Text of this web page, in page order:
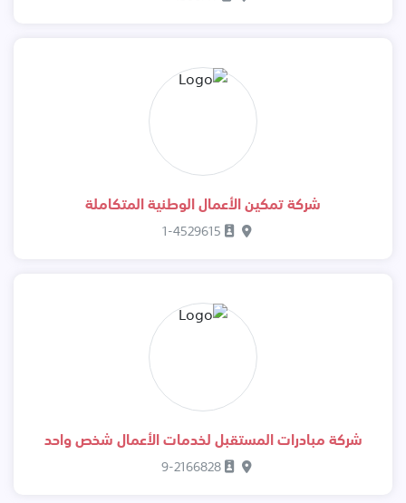
شركة تمكين الأعمال الوطنية المتكاملة
شركة مبادرات المستقبل لخدمات الأعمال شخص واحد